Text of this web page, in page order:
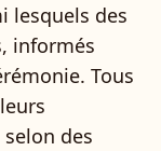
lesquels des
informés
Tous
des